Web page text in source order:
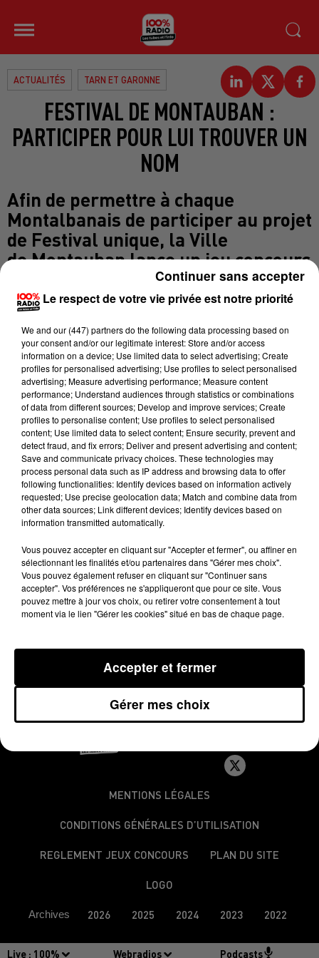
Live : 100% Webradios Podcasts
ACTUALITÉS TARN ET GARONNE
FESTIVAL DE MONTAUBAN :
PARTICIPER POUR LUI TROUVER UN
NOM
Afin de permettre à chaque
Montalbanais de participer au projet
de Festival unique, la Ville
de Montauban lance un jeu concours
sur sa page Facebook, relayé sur
son site
internet www.montauban.com, afin
de trouver le nom du rendez-vous
qui se déroulera durant tout le mois
de juillet 2015. Le Festival
proposera une programmation
d’une quarantaine d’événements
autour de la musique, des variétés,
du jazz, de la danse, de l’humour,
des spectacles enfants, des arts de
la rue. Pour participer, il suffit de
déposer votre proposition de nom
gagnants se verront remettre 2
places pour le spectacle de leur
choix durant le «festival In». BV
MENTIONS LÉGALES
CONDITIONS GÉNÉRALES D’UTILISATION
REGLEMENT JEUX CONCOURS PLAN DU SITE
LOGO
Archives 2026 2025 2024 2023 2022
Le respect de votre vie privée est notre priorité
We and our (447) partnersdo the following data processing based on
your consent and/or our legitimate interest: Store and/or access
information on a device; Use limited data to select advertising; Create
profiles for personalised advertising; Use profiles to select personalised
advertising; Measure advertising performance; Measure content
performance; Understand audiences through statistics or combinations
of data from different sources; Develop and improve services; Create
profiles to personalise content; Use profiles to select personalised
content; Use limited data to select content; Ensure security, prevent and
detect fraud, and fix errors; Deliver and present advertising and content;
Save and communicate privacy choices. These technologies may
process personal data such as IP address and browsing data to offer
following functionalities: Identify devices based on information actively
requested; Use precise geolocation data; Match and combine data from
other data sources; Link different devices; Identify devices based on
information transmitted automatically.
Vous pouvez accepter en cliquant sur "Accepter et fermer", ou affiner en
sélectionnant les finalités et/ou partenaires dans "Gérer mes choix".
Vous pouvez également refuser en cliquant sur "Continuer sans
accepter". Vos préférences ne s'appliqueront que pour ce site. Vous
pouvez mettre à jour vos choix, ou retirer votre consentement à tout
moment via le lien "Gérer les cookies" situé en bas de chaque page.
Gérer mes choix
Accepter et fermer
Continuer sans accepter